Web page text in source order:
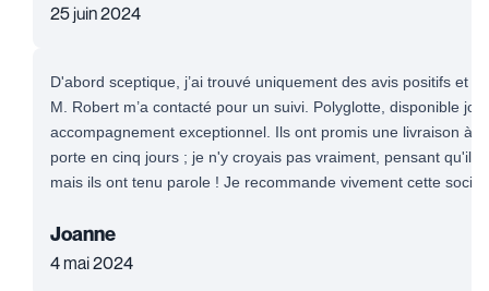
25 juin 2024
D'abord sceptique, j’ai trouvé uniquement des avis positifs et
M. Robert m’a contacté pour un suivi. Polyglotte, disponible
accompagnement exceptionnel. Ils ont promis une livraison à
porte en cinq jours ; je n'y croyais pas vraiment, pensant qu'il
mais ils ont tenu parole ! Je recommande vivement cette
Joanne
4 mai 2024